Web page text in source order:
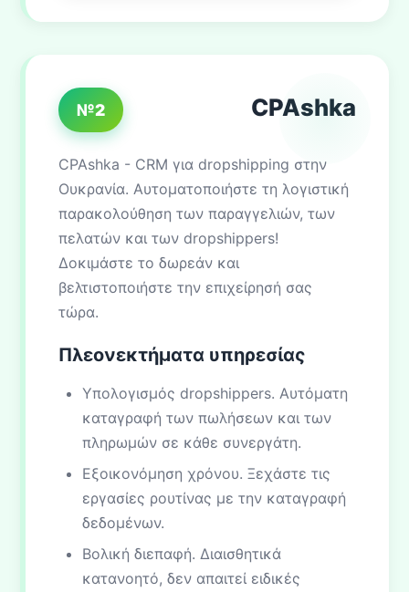
№2 CPAshka
CPAshka - CRM για dropshipping στην
Ουκρανία. Αυτοματοποιήστε τη λογιστική
παρακολούθηση των παραγγελιών, των
πελατών και των dropshippers!
Δοκιμάστε το δωρεάν και
βελτιστοποιήστε την επιχείρησή σας
τώρα.
Πλεονεκτήματα υπηρεσίας
Υπολογισμός dropshippers. Αυτόματη
καταγραφή των πωλήσεων και των
πληρωμών σε κάθε συνεργάτη.
Εξοικονόμηση χρόνου. Ξεχάστε τις
εργασίες ρουτίνας με την καταγραφή
δεδομένων.
Βολική διεπαφή. Διαισθητικά
κατανοητό, δεν απαιτεί ειδικές